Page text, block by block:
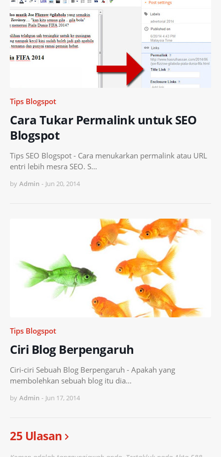
Tips Blogspot
Cara Tukar Permalink untuk SEO
Blogspot
Tips SEO Blogspot - Cara menukarkan permalink atau URL
entri lebih mesra SEO. S…
by Admin - Jun 20, 2014
Tips Blogspot
Ciri Blog Berpengaruh
Ciri-ciri Sebuah Blog Berpengaruh - Apakah yang
membolehkan sebuah blog itu dia…
by Admin - Jun 17, 2014
25 Ulasan